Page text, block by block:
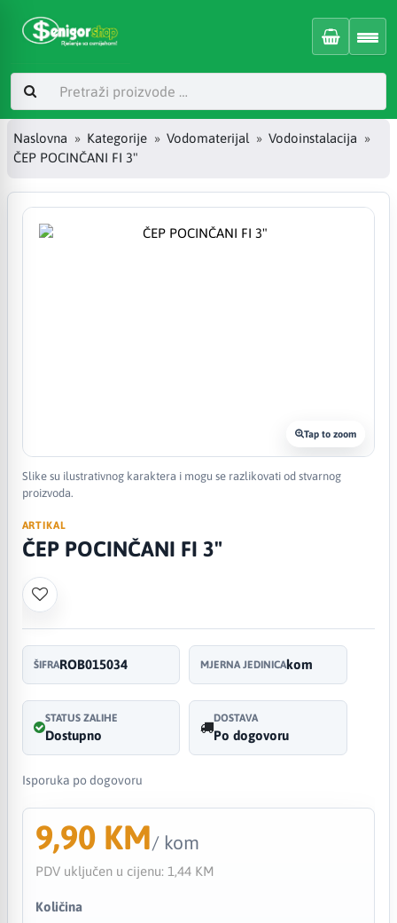
Naslovna Kategorije Vodomaterijal
Vodoinstalacija
ČEP POCINČANI FI 3"
Tap to zoom
Slike su ilustrativnog karaktera i mogu se razlikovati od stvarnog
proizvoda.
ARTIKAL
ČEP POCINČANI FI 3"
ŠIFRAROB015034 MJERNA JEDINICAkom
STATUS ZALIHE
Dostupno
DOSTAVA
Po dogovoru
Isporuka po dogovoru
9,90 KM/ kom
PDV uključen u cijenu: 1,44 KM
Količina